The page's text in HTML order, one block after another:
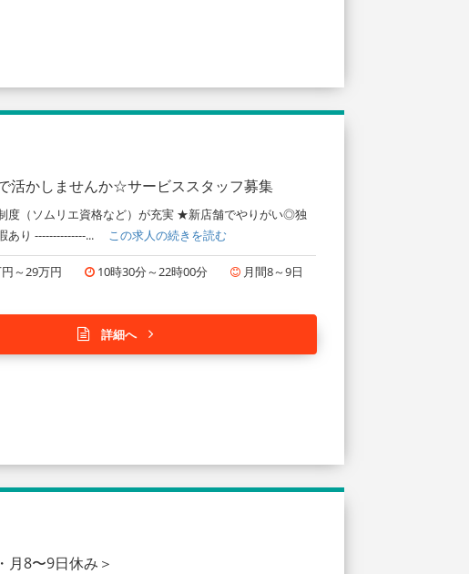
活かしませんか☆サービススタッフ募集
（ソムリエ資格など）が充実 ★新店舗でやりがい◎独
あり --------------... この求人の続きを読む
～29万円 10時30分～22時00分 月間8～9日
詳細へ
月8〜9日休み＞